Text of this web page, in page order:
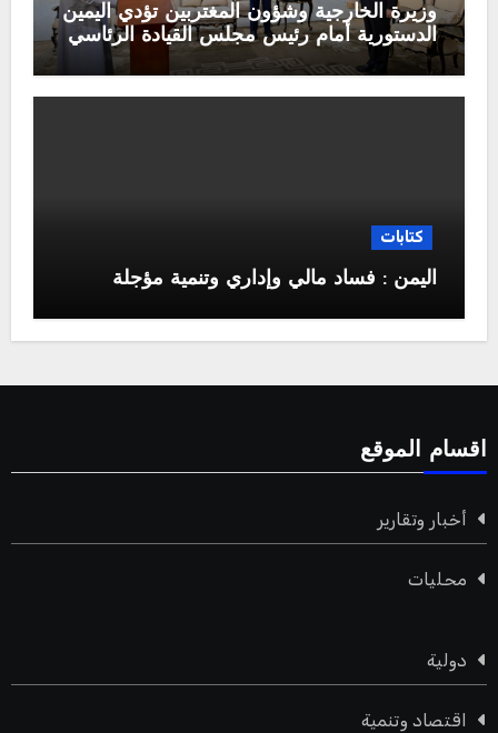
وزيرة الخارجية وشؤون المغتربين تؤدي اليمين
الدستورية أمام رئيس مجلس القيادة الرئاسي
كتابات
اليمن : فساد مالي وإداري وتنمية مؤجلة
اقسام الموقع
أخبار وتقارير
محليات
دولية
اقتصاد وتنمية